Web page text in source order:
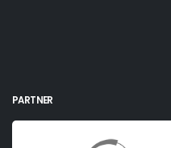
PARTNER